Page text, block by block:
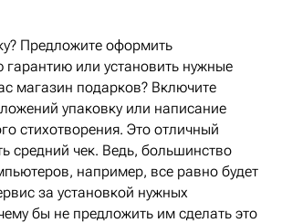
Предложите оформить
гарантию или установить нужные
магазин подарков? Включите
упаковку или написание
стихотворения. Это отличный
средний чек. Ведь, большинство
например, все равно будет
за установкой нужных
бы не предложить им сделать это